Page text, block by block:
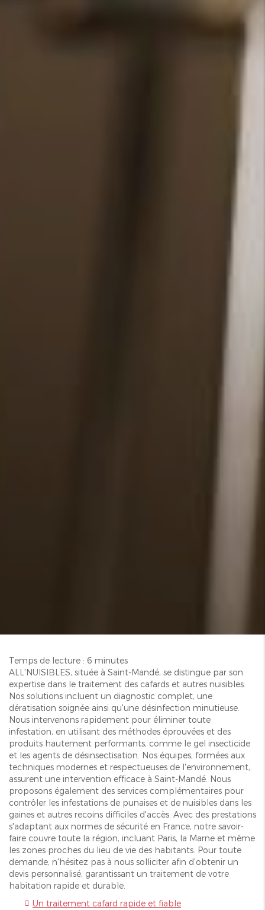
Temps de lecture : 6 minutes
ALL'NUISIBLES, située à Saint-Mandé, se distingue par son
expertise dans le traitement des cafards et autres nuisibles.
Nos solutions incluent un diagnostic complet, une
dératisation soignée ainsi qu'une désinfection minutieuse.
Nous intervenons rapidement pour éliminer toute
infestation, en utilisant des méthodes éprouvées et des
produits hautement performants, comme le gel insecticide
et les agents de désinsectisation. Nos équipes, formées aux
techniques modernes et respectueuses de l'environnement,
assurent une intervention efficace à Saint-Mandé. Nous
proposons également des services complémentaires pour
contrôler les infestations de punaises et de nuisibles dans les
gaines et autres recoins difficiles d'accès. Avec des prestations
s'adaptant aux normes de sécurité en France, notre savoir-
faire couvre toute la région, incluant Paris, la Marne et même
les zones proches du lieu de vie des habitants. Pour toute
demande, n'hésitez pas à nous solliciter afin d'obtenir un
devis personnalisé, garantissant un traitement de votre
habitation rapide et durable.
Un traitement cafard rapide et fiable